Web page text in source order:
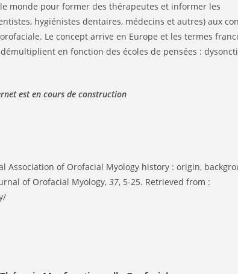
monde pour former des thérapeutes et informer les
hygiénistes dentaires, médecins et autres) aux
Le concept arrive en Europe et les termes
en fonction des écoles de pensées :
est en cours de construction
Association of Orofacial Myology history : origin,
of Orofacial Myology, 37, 5-25. Retrieved from :